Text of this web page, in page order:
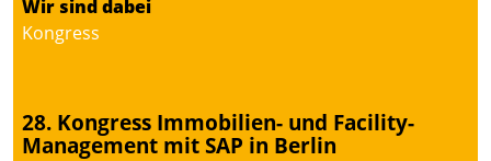
Quartier. Dazwischen
zeigte Datatrain, was es
Wir sind dabei
Kongress
28. Kongress Immobilien- und Facility-
Management mit SAP in Berlin